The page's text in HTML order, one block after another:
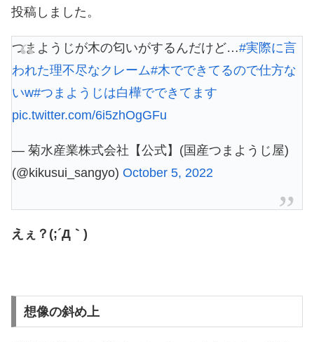
投稿しました。
つまようじが木の匂いがするんだけど…#実際に言
われた理不尽なクレーム#木でできてるので仕方な
いw#つまようじは白樺でできてます
pic.twitter.com/6i5zhOgGFu
— 菊水産業株式会社【公式】(国産つまようじ屋)
(@kikusui_sangyo) October 5, 2022
えぇ？(;´Д｀)
想像の斜め上